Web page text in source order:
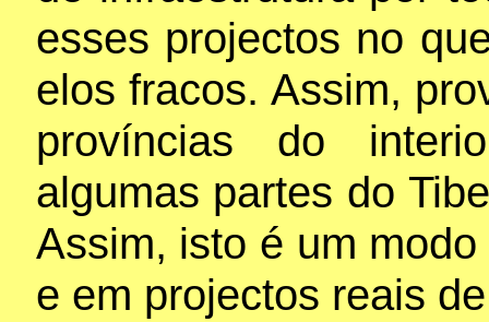
esses projectos no
elos fracos. Assim,
províncias do
algumas partes do
Assim, isto é um
e em projectos reais